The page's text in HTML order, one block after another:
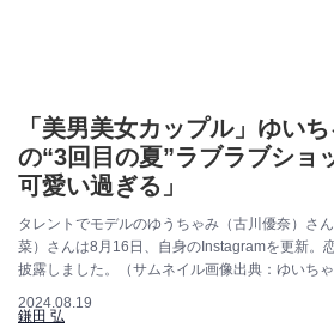
「美男美女カップル」ゆい
の“3回目の夏”ラブラブショ
可愛い過ぎる」
タレントでモデルのゆうちゃみ（古川優奈）さ
菜）さんは8月16日、自身のInstagramを更新。
披露しました。（サムネイル画像出典：ゆいち
2024.08.19
鎌田 弘